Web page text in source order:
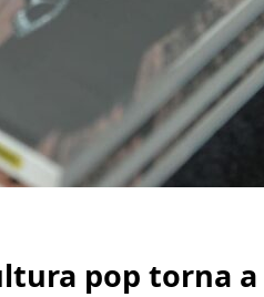
pop torna a